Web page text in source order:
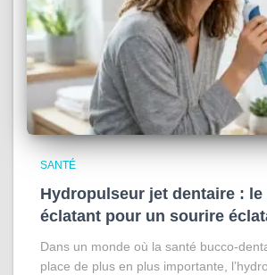
SANTÉ
Hydropulseur jet dentaire : le
éclatant pour un sourire
Dans un monde où la santé bucco-
place de plus en plus importante,